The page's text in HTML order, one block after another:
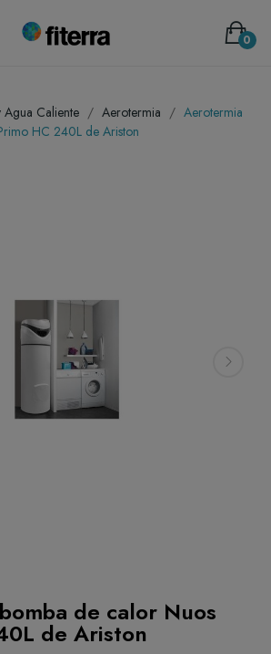
0
Caliente Aerotermia
Aerotermia
HC 240L de Ariston
de calor Nuos
de Ariston